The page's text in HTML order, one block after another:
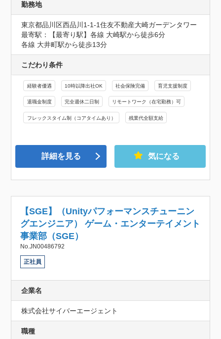
勤務地
東京都品川区西品川1‐1‐1住友不動産大崎ガーデンタワー
最寄駅：【最寄り駅】各線 大崎駅から徒歩6分
各線 大井町駅から徒歩13分
こだわり条件
経験者優遇 10時以降出社OK 社会保険完備 育児支援制度
退職金制度 完全週休二日制 リモートワーク（在宅勤務）可
フレックスタイム制（コアタイムあり） 残業代全額支給
詳細を見る 気になる
【SGE】（Unityパフォーマンスチューニン
グエンジニア） ゲーム・エンターテイメント
事業部（SGE）
No.JN00486792
正社員
企業名
株式会社サイバーエージェント
職種